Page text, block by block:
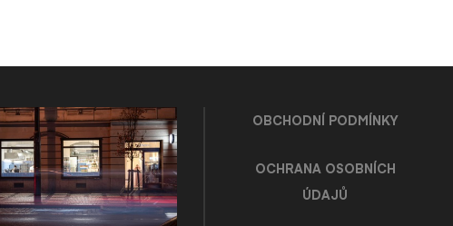
OBCHODNÍ PODMÍNKY
OCHRANA OSOBNÍCH
ÚDAJŮ